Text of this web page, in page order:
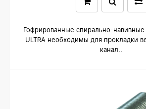
Гофрированные спирально-
ULTRA необходимы для прокладки
канал..